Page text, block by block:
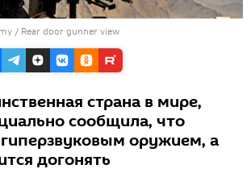
/ Rear door gunner view
страна в мире,
сообщила, что
гиперзвуковым оружием, а
догонять